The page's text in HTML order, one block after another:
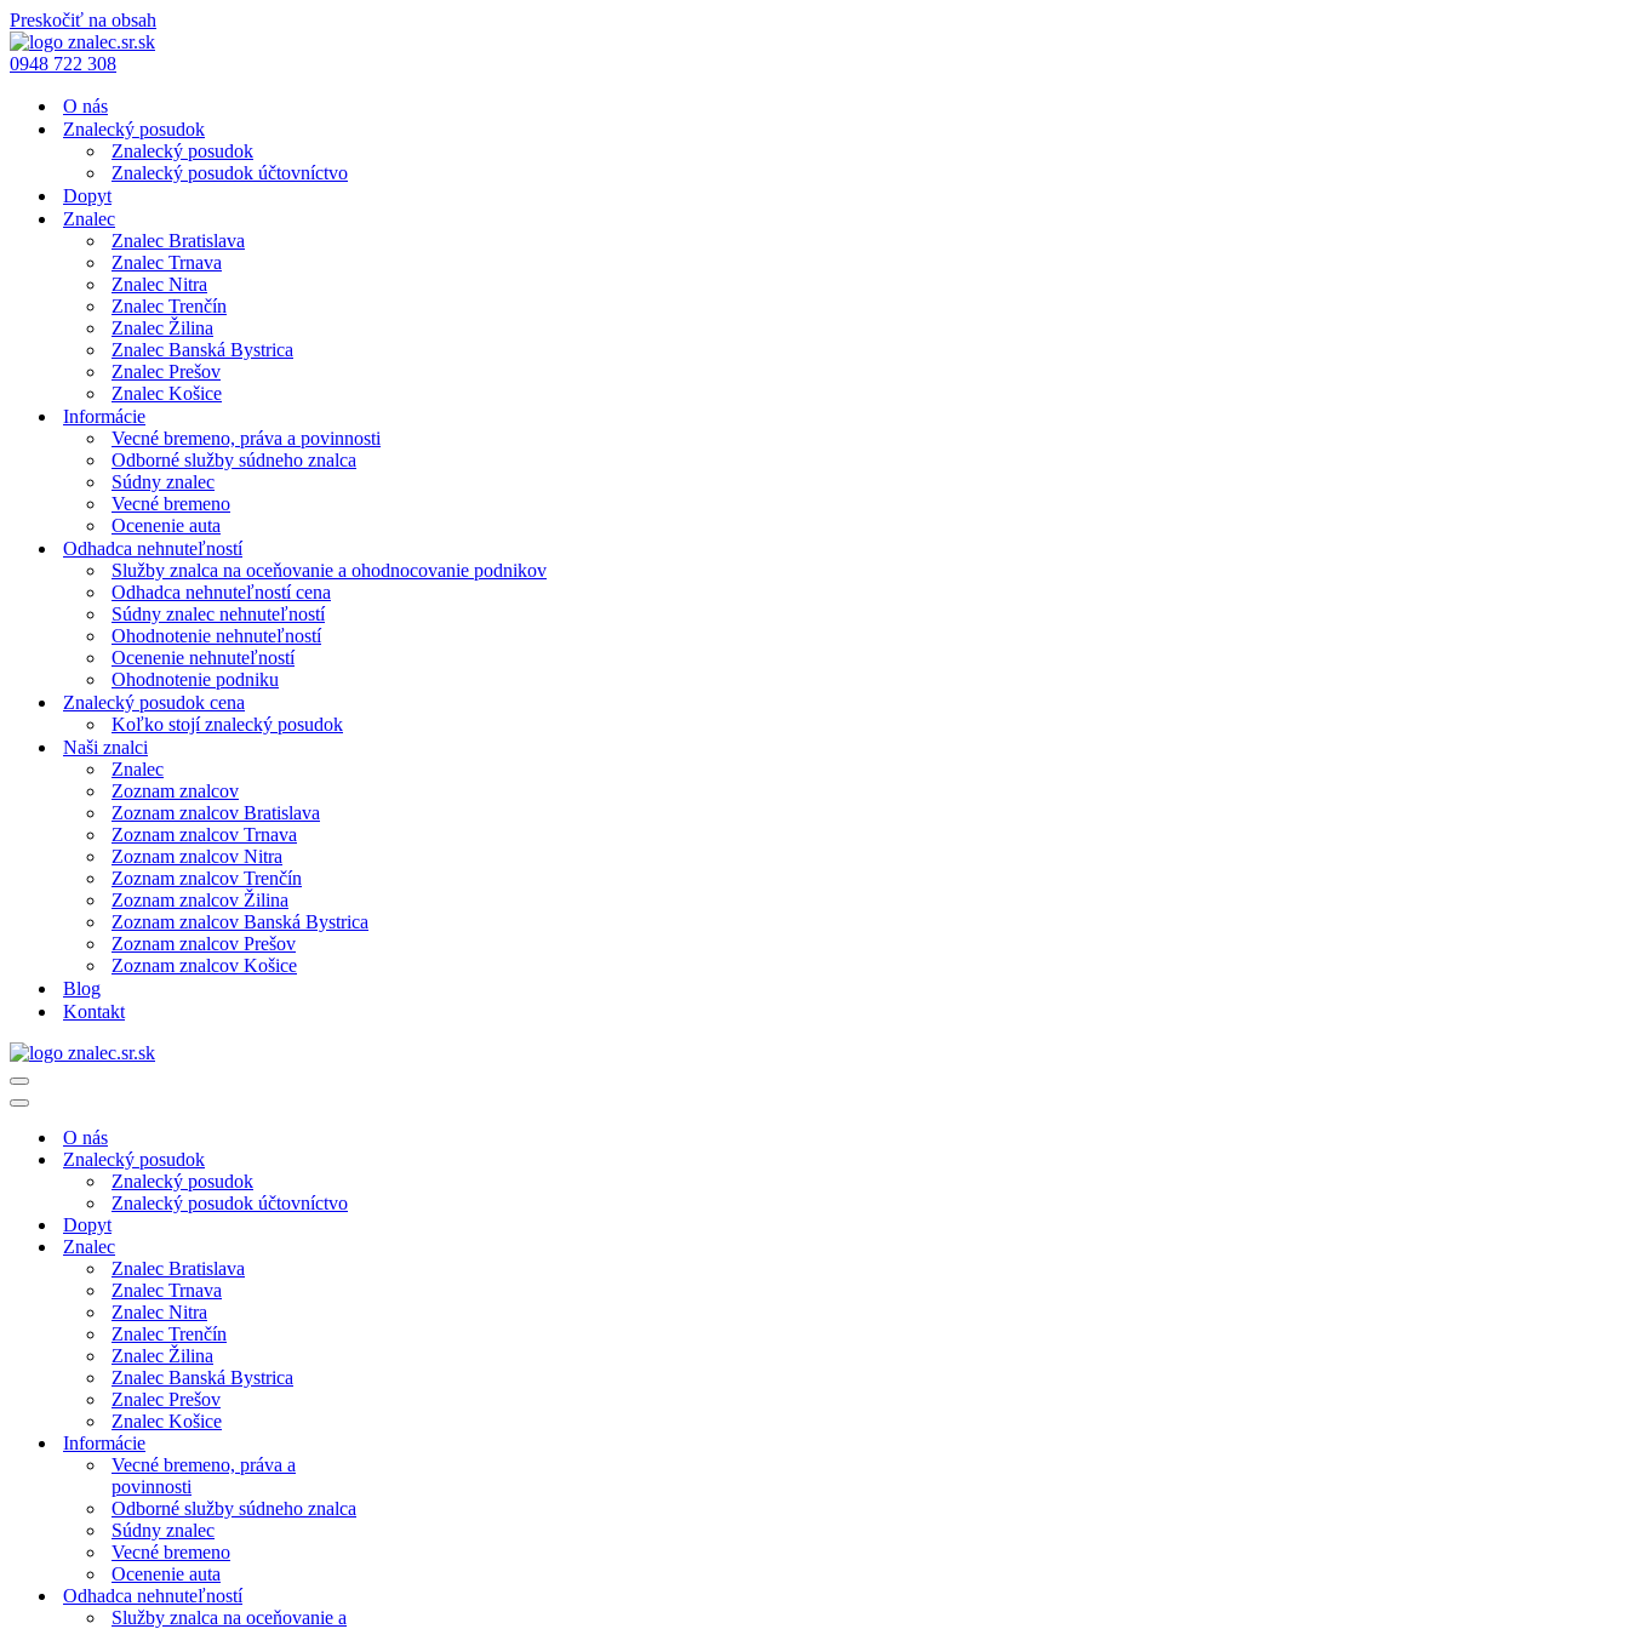
Preskočiť na obsah
0948 722 308
O nás
Znalecký posudok
Znalecký posudok
Znalecký posudok účtovníctvo
Dopyt
Znalec
Znalec Bratislava
Znalec Trnava
Znalec Nitra
Znalec Trenčín
Znalec Žilina
Znalec Banská Bystrica
Znalec Prešov
Znalec Košice
Informácie
Vecné bremeno, práva a povinnosti
Odborné služby súdneho znalca
Súdny znalec
Vecné bremeno
Ocenenie auta
Odhadca nehnuteľností
Služby znalca na oceňovanie a ohodnocovanie podnikov
Odhadca nehnuteľností cena
Súdny znalec nehnuteľností
Ohodnotenie nehnuteľností
Ocenenie nehnuteľností
Ohodnotenie podniku
Znalecký posudok cena
Koľko stojí znalecký posudok
Naši znalci
Znalec
Zoznam znalcov
Zoznam znalcov Bratislava
Zoznam znalcov Trnava
Zoznam znalcov Nitra
Zoznam znalcov Trenčín
Zoznam znalcov Žilina
Zoznam znalcov Banská Bystrica
Zoznam znalcov Prešov
Zoznam znalcov Košice
Blog
Kontakt
Menu
navigácie
Menu
navigácieO nás
Znalecký posudok
Znalecký posudok
Znalecký posudok účtovníctvo
Dopyt
Znalec
Znalec Bratislava
Znalec Trnava
Znalec Nitra
Znalec Trenčín
Znalec Žilina
Znalec Banská Bystrica
Znalec Prešov
Znalec Košice
Informácie
Vecné bremeno, práva a
povinnosti
Odborné služby súdneho znalca
Súdny znalec
Vecné bremeno
Ocenenie auta
Odhadca nehnuteľností
Služby znalca na oceňovanie a